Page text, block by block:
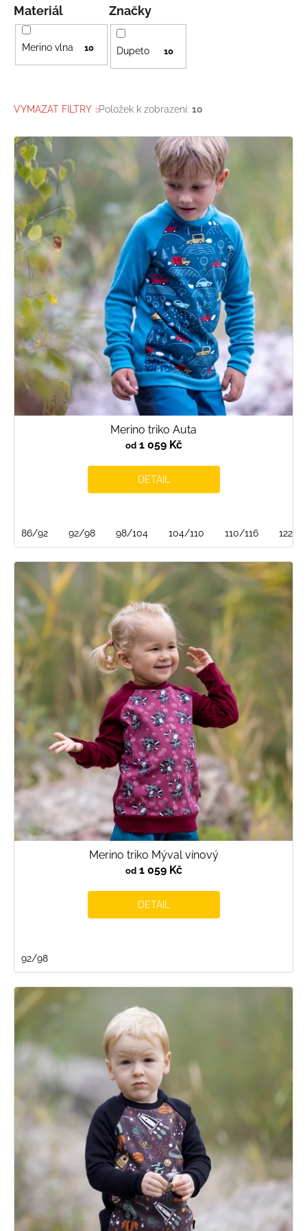
Značky
Dupeto 10
Materiál
Merino vlna 10
VYMAZAT FILTRY Položek k zobrazení: 10
V
ý
p
i
s
p
r
o
d
u
k
t
ů
Merino triko Auta
od1 059 Kč
DETAIL
86/92 92/98 98/104 104/110 110/116 122/
Merino triko Mýval vínový
od1 059 Kč
DETAIL
92/98